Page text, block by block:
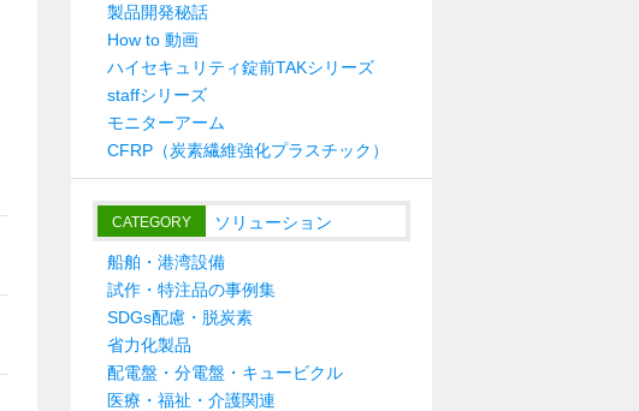
製品開発秘話
How to 動画
ハイセキュリティ錠前TAKシリーズ
staffシリーズ
モニターアーム
CFRP（炭素繊維強化プラスチック）
CATEGORY ソリューション
船舶・港湾設備
試作・特注品の事例集
SDGs配慮・脱炭素
省力化製品
配電盤・分電盤・キュービクル
医療・福祉・介護関連